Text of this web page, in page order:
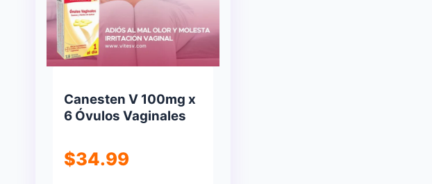
Canesten V 100mg x
6 Óvulos Vaginales
$34.99